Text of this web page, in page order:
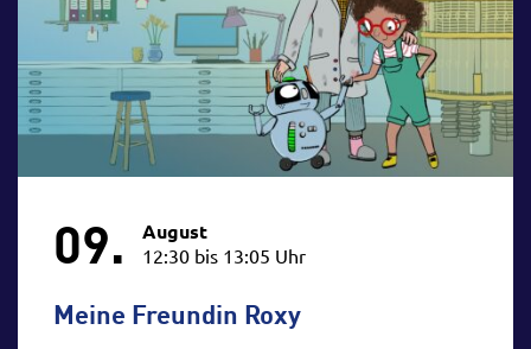
09. August
12:30 bis 13:05 Uhr
Meine Freundin Roxy